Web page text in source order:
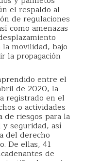
el respaldo al
de regulaciones
como amenazas
movilidad, bajo
la propagación
entre el
de 2020, la
registrado en el
o actividades
de riesgos para la
seguridad, así
del derecho
De ellas, 41
de